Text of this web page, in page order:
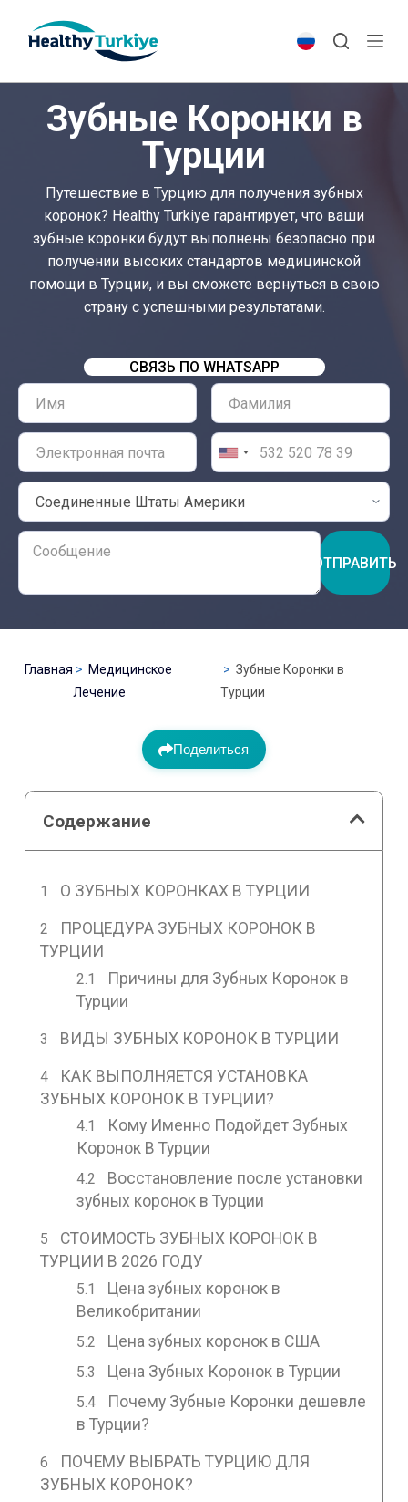
p
Зубные Коронки в
Турции
Путешествие в Турцию для получения зубных
коронок? Healthy Turkiye гарантирует, что ваши
зубные коронки будут выполнены безопасно при
получении высоких стандартов медицинской
помощи в Турции, и вы сможете вернуться в свою
страну с успешными результатами.
СВЯЗЬ ПО WHATSAPP
ОТПРАВИТЬ
Главная
Медицинское
Лечение
Зубные Коронки в
Турции
Поделиться
Содержание
О ЗУБНЫХ КОРОНКАХ В ТУРЦИИ
ПРОЦЕДУРА ЗУБНЫХ КОРОНОК В
ТУРЦИИ
Причины для Зубных Коронок в
Турции
ВИДЫ ЗУБНЫХ КОРОНОК В ТУРЦИИ
КАК ВЫПОЛНЯЕТСЯ УСТАНОВКА
ЗУБНЫХ КОРОНОК В ТУРЦИИ?
Кому Именно Подойдет Зубных
Коронок В Турции
Восстановление после установки
зубных коронок в Турции
СТОИМОСТЬ ЗУБНЫХ КОРОНОК В
ТУРЦИИ В 2026 ГОДУ
Цена зубных коронок в
Великобритании
Цена зубных коронок в США
Цена Зубных Коронок в Турции
Почему Зубные Коронки дешевле
в Турции?
ПОЧЕМУ ВЫБРАТЬ ТУРЦИЮ ДЛЯ
ЗУБНЫХ КОРОНОК?